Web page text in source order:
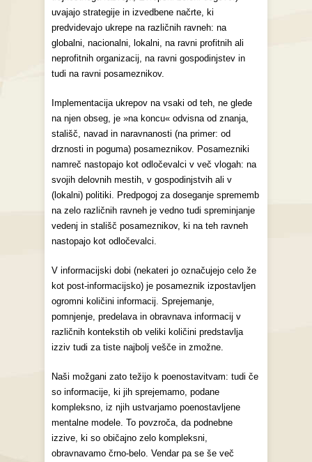
uvajajo strategije in izvedbene načrte, ki
predvidevajo ukrepe na različnih ravneh: na
globalni, nacionalni, lokalni, na ravni profitnih ali
neprofitnih organizacij, na ravni gospodinjstev in
tudi na ravni posameznikov.
Implementacija ukrepov na vsaki od teh, ne glede
na njen obseg, je »na koncu« odvisna od znanja,
stališč, navad in naravnanosti (na primer: od
drznosti in poguma) posameznikov. Posamezniki
namreč nastopajo kot odločevalci v več vlogah: na
svojih delovnih mestih, v gospodinjstvih ali v
(lokalni) politiki. Predpogoj za doseganje sprememb
na zelo različnih ravneh je vedno tudi spreminjanje
vedenj in stališč posameznikov, ki na teh ravneh
nastopajo kot odločevalci.
V informacijski dobi (nekateri jo označujejo celo že
kot post-informacijsko) je posameznik izpostavljen
ogromni količini informacij. Sprejemanje,
pomnjenje, predelava in obravnava informacij v
različnih kontekstih ob veliki količini predstavlja
izziv tudi za tiste najbolj vešče in zmožne.
Naši možgani zato težijo k poenostavitvam: tudi če
so informacije, ki jih sprejemamo, podane
kompleksno, iz njih ustvarjamo poenostavljene
mentalne modele. To povzroča, da podnebne
izzive, ki so običajno zelo kompleksni,
obravnavamo črno-belo. Vendar pa se še več